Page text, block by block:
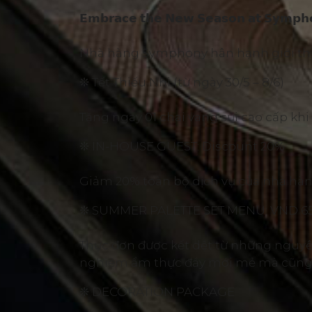
𝗘𝗺𝗯𝗿𝗮𝗰𝗲 𝘁𝗵𝗲 𝗡𝗲𝘄 𝗦𝗲𝗮𝘀𝗼𝗻 𝗮𝘁
Nhà hàng Symphony hân hạnh giới
❊ Tết Thiếu Nhi (từ ngày 30/5 – 8/6)
Tặng ngay 01 chai vang sủi cao cấp
❊ IN-HOUSE GUEST: Discount 20%
Giảm 20% toàn bộ dịch vụ của nhà
❊ SUMMER PALETTE SET MENU: VND
Thực đơn được kết dệt từ những
nghiệm ẩm thực đầy mới mẻ mà
❊ DECORATION PACKAGE